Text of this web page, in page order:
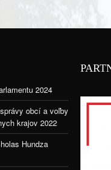
2024
obcí a voľby
krajov 2022
Hundza